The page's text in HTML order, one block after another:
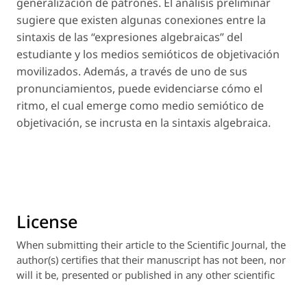
sugiere que existen algunas conexiones entre la
sintaxis de las “expresiones algebraicas” del
estudiante y los medios semióticos de objetivación
movilizados. Además, a través de uno de sus
pronunciamientos, puede evidenciarse cómo el
ritmo, el cual emerge como medio semiótico de
objetivación, se incrusta en la sintaxis algebraica.
License
When submitting their article to the Scientific Journal, the
author(s) certifies that their manuscript has not been, nor
will it be, presented or published in any other scientific